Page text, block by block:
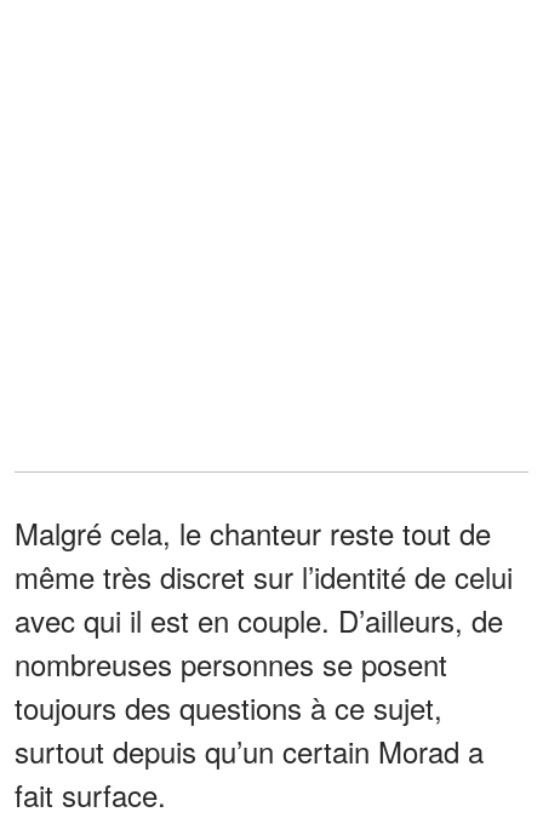
Malgré cela, le chanteur reste tout de
même très discret sur l’identité de celui
avec qui il est en couple. D’ailleurs, de
nombreuses personnes se posent
toujours des questions à ce sujet,
surtout depuis qu’un certain Morad a
fait surface.